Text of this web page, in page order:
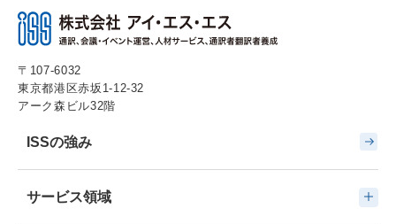
〒107-6032
東京都港区赤坂1-12-32
アーク森ビル32階
ISSの強み
サービス領域